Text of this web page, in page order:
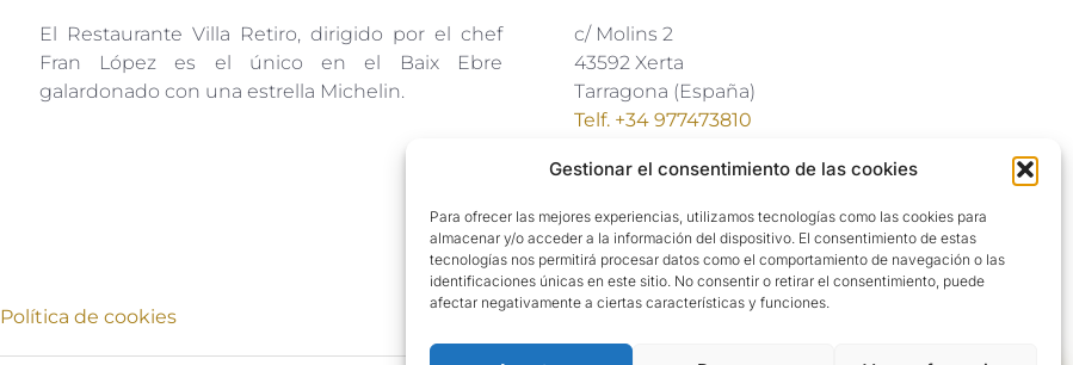
Gestionar el consentimiento de las cookies
Para ofrecer las mejores experiencias, utilizamos tecnologías como las cookies para
almacenar y/o acceder a la información del dispositivo. El consentimiento de estas
tecnologías nos permitirá procesar datos como el comportamiento de navegación o las
identificaciones únicas en este sitio. No consentir o retirar el consentimiento, puede
afectar negativamente a ciertas características y funciones.
El Restaurante Villa Retiro, dirigido por el chef
Fran López es el único en el Baix Ebre
galardonado con una estrella Michelin.
c/ Molins 2
43592 Xerta
Tarragona (España)
Telf. +34 977473810
Coordenadas GPS:
reservas@hotelvillaretiro.com
Política de cookies